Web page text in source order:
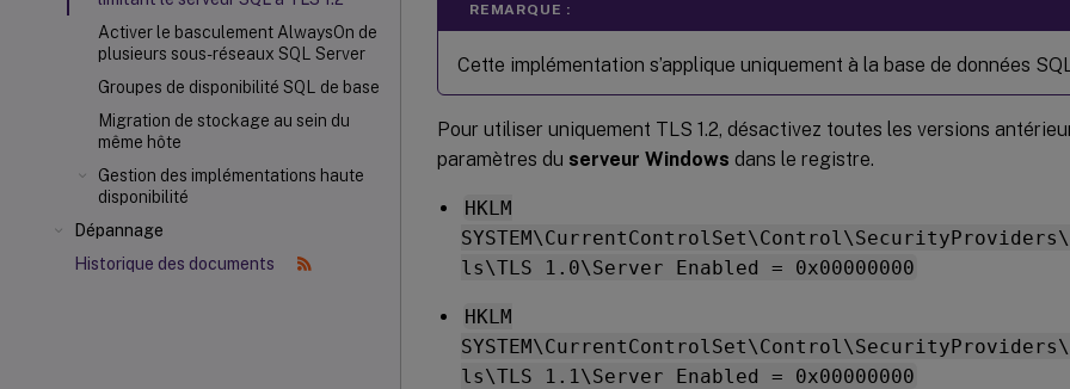
Activer le basculement AlwaysOn de
plusieurs sous-réseaux SQL Server
Groupes de disponibilité SQL de base
Migration de stockage au sein du
même hôte
Gestion des implémentations haute
disponibilité
Dépannage
Historique des documents
REMARQUE :
Cette implémentation s’applique uniquement à la base de données
Pour utiliser uniquement TLS 1.2, désactivez toutes les versions
paramètres du serveur Windows dans le registre.
HKLM
ls\TLS 1.0\Server Enabled = 0x00000000
HKLM
ls\TLS 1.1\Server Enabled = 0x00000000